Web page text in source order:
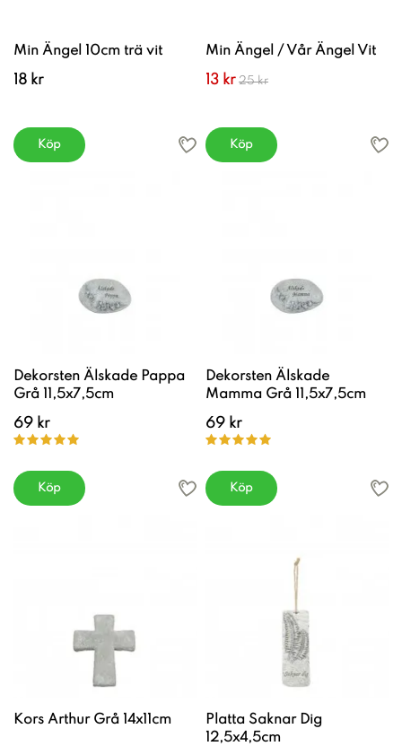
Min Ängel 10cm trä vit
18 kr
Köp
Min Ängel / Vår Ängel Vit
13 kr 25 kr
Köp
Dekorsten Älskade Pappa
Grå 11,5x7,5cm
69 kr
Köp
Dekorsten Älskade
Mamma Grå 11,5x7,5cm
69 kr
Köp
Kors Arthur Grå 14x11cm
Platta Saknar Dig
12,5x4,5cm